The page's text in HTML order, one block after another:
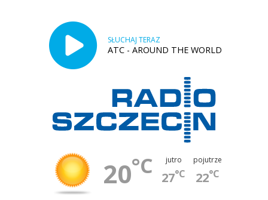
SŁUCHAJ TERAZ
ATC - AROUND THE WORLD
20°C jutro
27°C
pojutrze
22°C